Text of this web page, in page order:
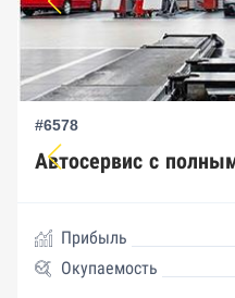
#6578
Автосервис с
Прибыль
Окупаемость